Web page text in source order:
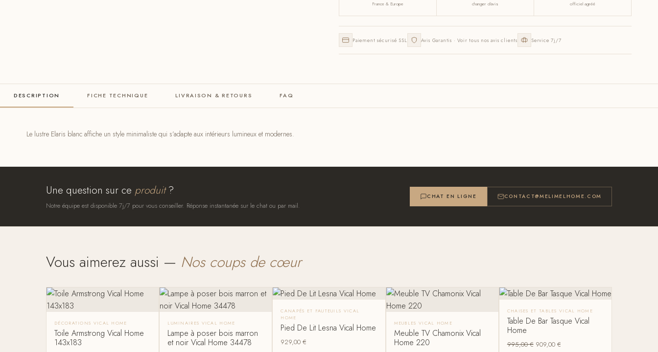
France & Europe
changer d'avis
officiel agréé
Paiement sécurisé SSL Avis Garantis · Voir tous nos avis clients Service 7j/7
DESCRIPTION FICHE TECHNIQUE LIVRAISON & RETOURS FAQ
Le lustre Elaris blanc affiche un style minimaliste qui s’adapte aux intérieurs lumineux et modernes.
Une question sur ce produit?
Notre équipe est disponible 7j/7 pour vous conseiller. Réponse instantanée sur le chat ou par mail.
CHAT EN LIGNE CONTACT@MELIMELHOME.COM
Vous aimerez aussi — Nos coups de cœur
DÉCORATIONS VICAL HOME
Toile Armstrong Vical Home
143x183
LUMINAIRES VICAL HOME
Lampe à poser bois marron
et noir Vical Home 34478
CANAPÉS ET FAUTEUILS VICAL
HOME
Pied De Lit Lesna Vical Home
929,00€
MEUBLES VICAL HOME
Meuble TV Chamonix Vical
Home 220
CHAISES ET TABLES VICAL HOME
Table De Bar Tasque Vical
Home
995,00€ 909,00 €